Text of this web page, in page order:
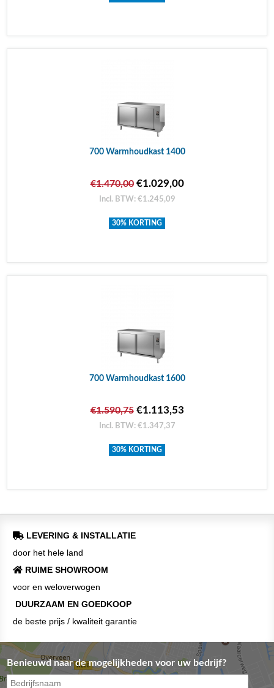
700 Warmhoudkast 1400
€1.470,00€1.029,00
Incl. BTW: €1.245,09
30% KORTING
700 Warmhoudkast 1600
€1.590,75€1.113,53
Incl. BTW: €1.347,37
30% KORTING
LEVERING & INSTALLATIE
door het hele land
RUIME SHOWROOM
voor en weloverwogen
DUURZAAM EN GOEDKOOP
de beste prijs / kwaliteit garantie
Benieuwd naar de mogelijkheden voor uw bedrijf?